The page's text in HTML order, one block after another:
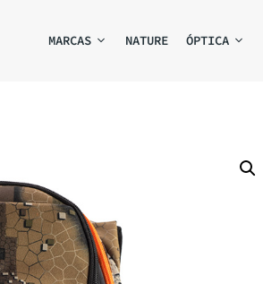
MARCAS NATURE ÓPTICA